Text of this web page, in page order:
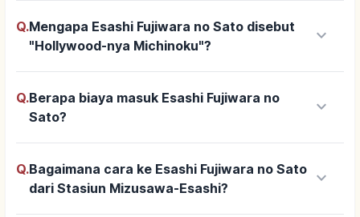
Q.Mengapa Esashi Fujiwara no Sato disebut
"Hollywood-nya Michinoku"?
keyboard_arrow_down
Q.Berapa biaya masuk Esashi Fujiwara no
Sato?
keyboard_arrow_down
Q.Bagaimana cara ke Esashi Fujiwara no Sato
dari Stasiun Mizusawa-Esashi?
keyboard_arrow_down